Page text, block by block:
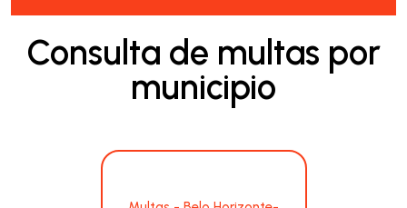
Consulta de multas por
municipio